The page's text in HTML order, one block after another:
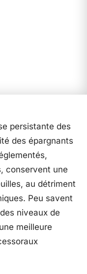
persistante des
des épargnants
conservent une
au détriment
Peu savent
niveaux de
meilleure